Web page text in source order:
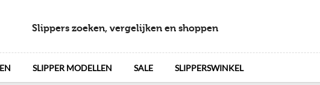
Slippers zoeken, vergelijken en shoppen
SLIPPER MODELLEN SALE SLIPPERSWINKEL